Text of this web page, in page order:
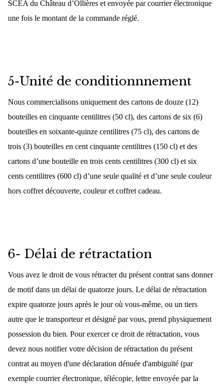
SCEA du Château d’Ollières et envoyée par courrier électronique
une fois le montant de la commande réglé.
5-Unité de conditionnnement
Nous commercialisons uniquement des cartons de douze (12)
bouteilles en cinquante centilitres (50 cl), des cartons de six (6)
bouteilles en soixante-quinze centilitres (75 cl), des cartons de
trois (3) bouteilles en cent cinquante centilitres (150 cl) et des
cartons d’une bouteille en trois cents centilitres (300 cl) et six
cents centilitres (600 cl) d’une seule qualité et d’une seule couleur
hors coffret découverte, couleur et coffret cadeau.
6- Délai de rétractation
Vous avez le droit de vous rétracter du présent contrat sans donner
de motif dans un délai de quatorze jours. Le délai de rétractation
expire quatorze jours après le jour où vous-même, ou un tiers
autre que le transporteur et désigné par vous, prend physiquement
possession du bien. Pour exercer ce droit de rétractation, vous
devez nous notifier votre décision de rétractation du présent
contrat au moyen d'une déclaration dénuée d'ambiguïté (par
exemple courrier électronique, télécopie, lettre envoyée par la